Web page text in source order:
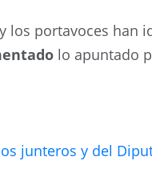
los portavoces han
lo apuntado
junteros y del